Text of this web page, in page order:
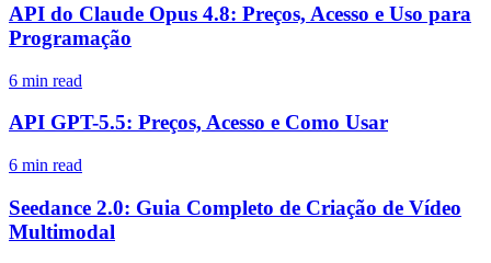
API do Claude Opus 4.8: Preços, Acesso e Uso para
Programação
6 min read
API GPT-5.5: Preços, Acesso e Como Usar
6 min read
Seedance 2.0: Guia Completo de Criação de Vídeo
Multimodal